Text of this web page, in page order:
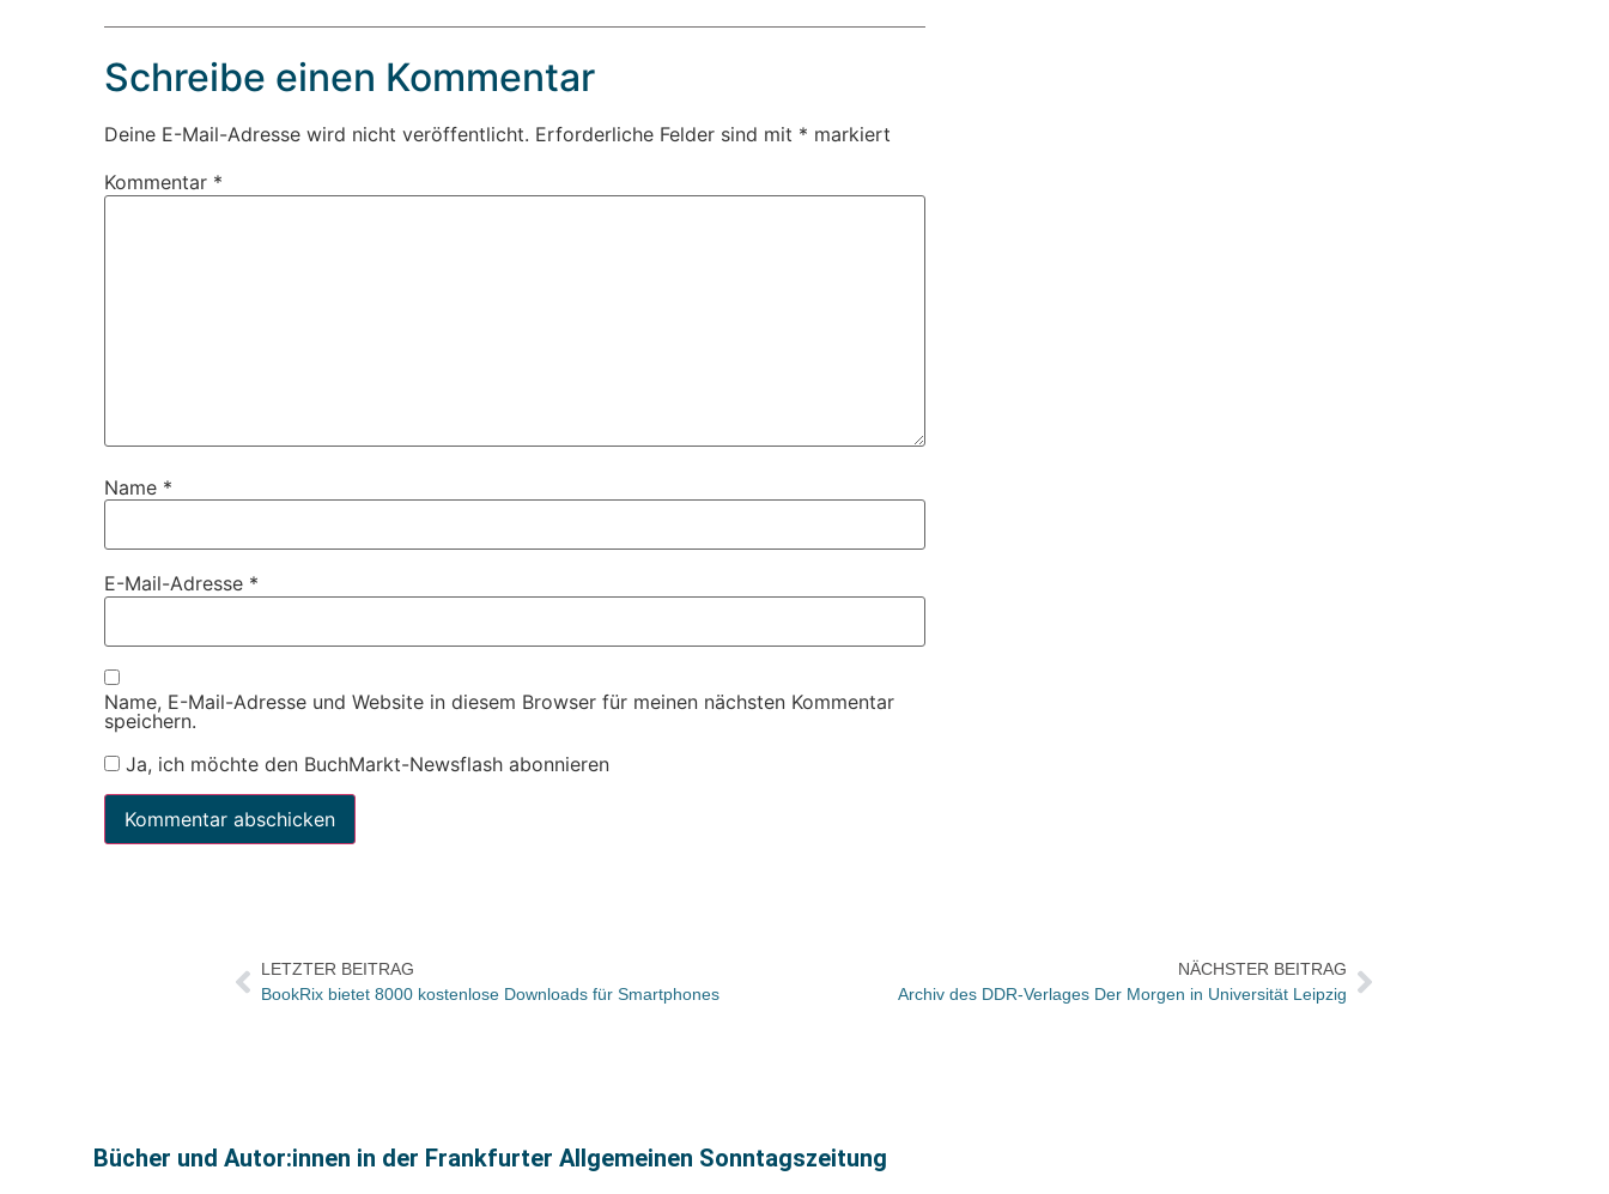
Schreibe einen Kommentar
Deine E-Mail-Adresse wird nicht veröffentlicht. Erforderliche Felder sind mit * markiert
Kommentar *
Name *
E-Mail-Adresse *
Name, E-Mail-Adresse und Website in diesem Browser für meinen nächsten Kommentar
speichern.
Ja, ich möchte den BuchMarkt-Newsflash abonnieren
LETZTER BEITRAG
BookRix bietet 8000 kostenlose Downloads für Smartphones
NÄCHSTER BEITRAG
Archiv des DDR-Verlages Der Morgen in Universität Leipzig
Bücher und Autor:innen in der Frankfurter Allgemeinen Sonntagszeitung